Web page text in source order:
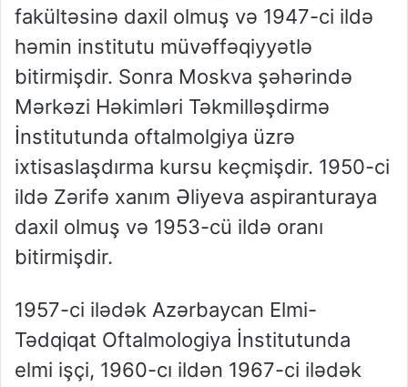
fakültəsinə daxil olmuş və 1947-ci ildə
həmin institutu müvəffəqiyyətlə
bitirmişdir. Sonra Moskva şəhərində
Mərkəzi Həkimləri Təkmilləşdirmə
İnstitutunda oftalmolgiya üzrə
ixtisaslaşdırma kursu keçmişdir. 1950-ci
ildə Zərifə xanım Əliyeva aspiranturaya
daxil olmuş və 1953-cü ildə oranı
bitirmişdir.
1957-ci ilədək Azərbaycan Elmi-
Tədqiqat Oftalmologiya İnstitutunda
elmi işçi, 1960-cı ildən 1967-ci ilədək